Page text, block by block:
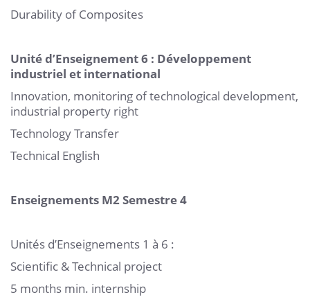
Durability of Composites
Unité d’Enseignement 6 : Développement
industriel et international
Innovation, monitoring of technological development,
industrial property right
Technology Transfer
Technical English
Enseignements M2 Semestre 4
Unités d’Enseignements 1 à 6 :
Scientific & Technical project
5 months min. internship